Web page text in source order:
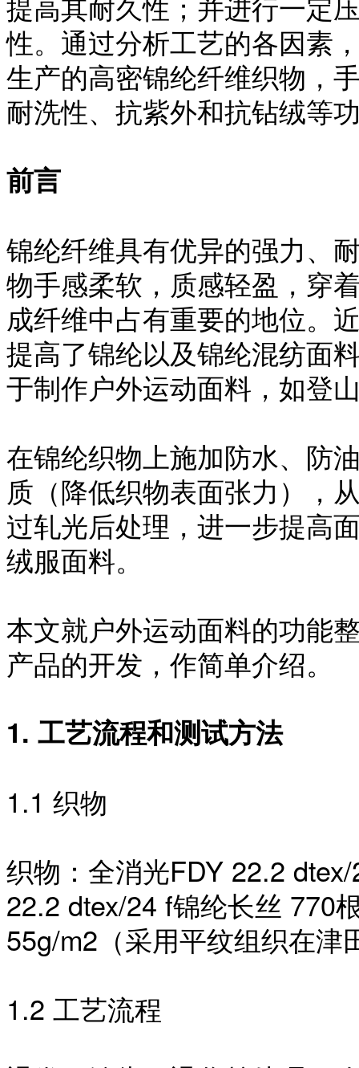
性。通过分析工艺的各因素
生产的高密锦纶纤维织物，
耐洗性、抗紫外和抗钻绒等
前言
锦纶纤维具有优异的强力、
物手感柔软，质感轻盈，穿
成纤维中占有重要的地位。
提高了锦纶以及锦纶混纺面
于制作户外运动面料，如登
在锦纶织物上施加防水、防
质（降低织物表面张力），
过轧光后处理，进一步提高
绒服面料。
本文就户外运动面料的功能
产品的开发，作简单介绍。
1. 工艺流程和测试方法
1.1 织物
织物：全消光FDY 22.2
22.2 dtex/24 f锦纶长丝 770
55g/m2（采用平纹组织在津
1.2 工艺流程